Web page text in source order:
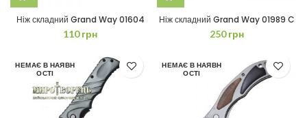
Ніж складний Grand Way 01604
110грн
Ніж складний Grand Way 01989 C
250грн
НЕМАЄ В НАЯВН
ОСТІ
НЕМАЄ В НАЯВН
ОСТІ